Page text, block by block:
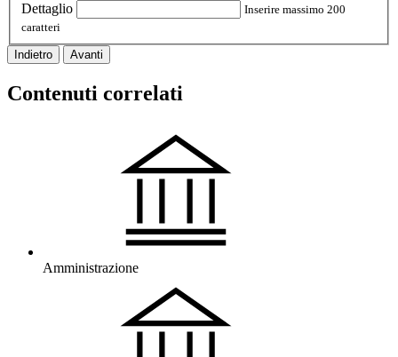
Dettaglio
Inserire massimo 200
caratteri
Indietro Avanti
Contenuti correlati
Amministrazione